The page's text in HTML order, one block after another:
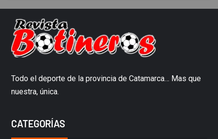
Todo el deporte de la provincia de Catamarca… Mas que
nuestra, única.
CATEGORÍAS